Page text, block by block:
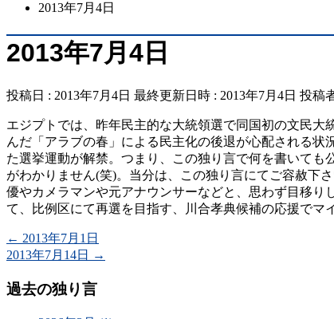
2013年7月4日
2013年7月4日
投稿日 : 2013年7月4日 最終更新日時 : 2013年7月4日 投稿
エジプトでは、昨年民主的な大統領選で同国初の文民
んだ「アラブの春」による民主化の後退が心配される
た選挙運動が解禁。つまり、この独り言で何を書いて
がわかりません(笑)。当分は、この独り言にてご容赦下
優やカメラマンや元アナウンサーなどと、思わず目移
て、比例区にて再選を目指す、川合孝典候補の応援でマ
← 2013年7月1日
2013年7月14日
→
過去の独り言